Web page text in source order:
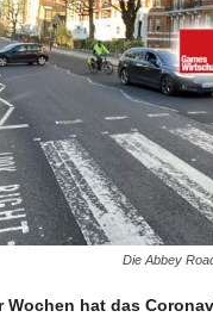
Die Abbey
Wochen hat das